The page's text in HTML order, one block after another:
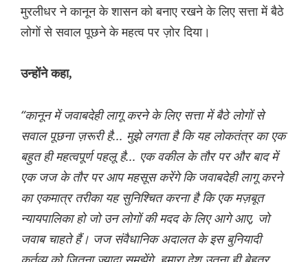
मुरलीधर ने कानून के शासन को बनाए रखने के लिए सत्ता में बैठे
लोगों से सवाल पूछने के महत्व पर ज़ोर दिया।
उन्होंने कहा,
“कानून में जवाबदेही लागू करने के लिए सत्ता में बैठे लोगों से
सवाल पूछना ज़रूरी है... मुझे लगता है कि यह लोकतंत्र का एक
बहुत ही महत्वपूर्ण पहलू है... एक वकील के तौर पर और बाद में
एक जज के तौर पर आप महसूस करेंगे कि जवाबदेही लागू करने
का एकमात्र तरीका यह सुनिश्चित करना है कि एक मज़बूत
न्यायपालिका हो जो उन लोगों की मदद के लिए आगे आए, जो
जवाब चाहते हैं। जज संवैधानिक अदालत के इस बुनियादी